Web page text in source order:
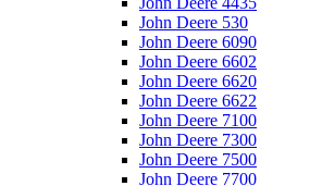
John Deere 530
John Deere 6090
John Deere 6602
John Deere 6620
John Deere 6622
John Deere 7100
John Deere 7300
John Deere 7500
John Deere 7700